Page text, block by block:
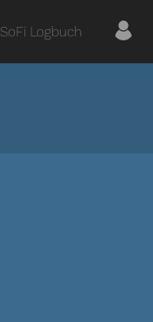
SoFi Logbuch